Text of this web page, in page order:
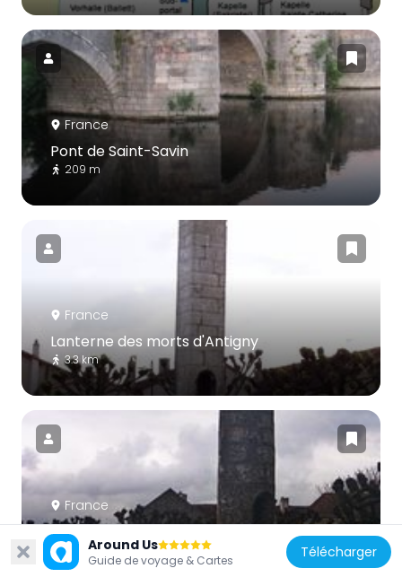
France
Pont de Saint-Savin
209 m
France
Lanterne des morts d'Antigny
3.3 km
France
Lanterne des morts de Journet
13.7 kmAround Us
Guide de voyage & Cartes Télécharger